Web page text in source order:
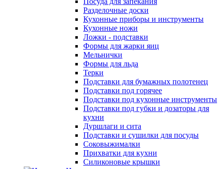
Разделочные доски
Кухонные приборы и инструменты
Кухонные ножи
Ложки - подставки
Формы для жарки яиц
Мельнички
Формы для льда
Терки
Подставки для бумажных полотенец
Подставки под горячее
Подставки под кухонные инструменты
Подставки под губки и дозаторы для
кухни
Дуршлаги и сита
Подставки и сушилки для посуды
Соковыжималки
Прихватки для кухни
Силиконовые крышки